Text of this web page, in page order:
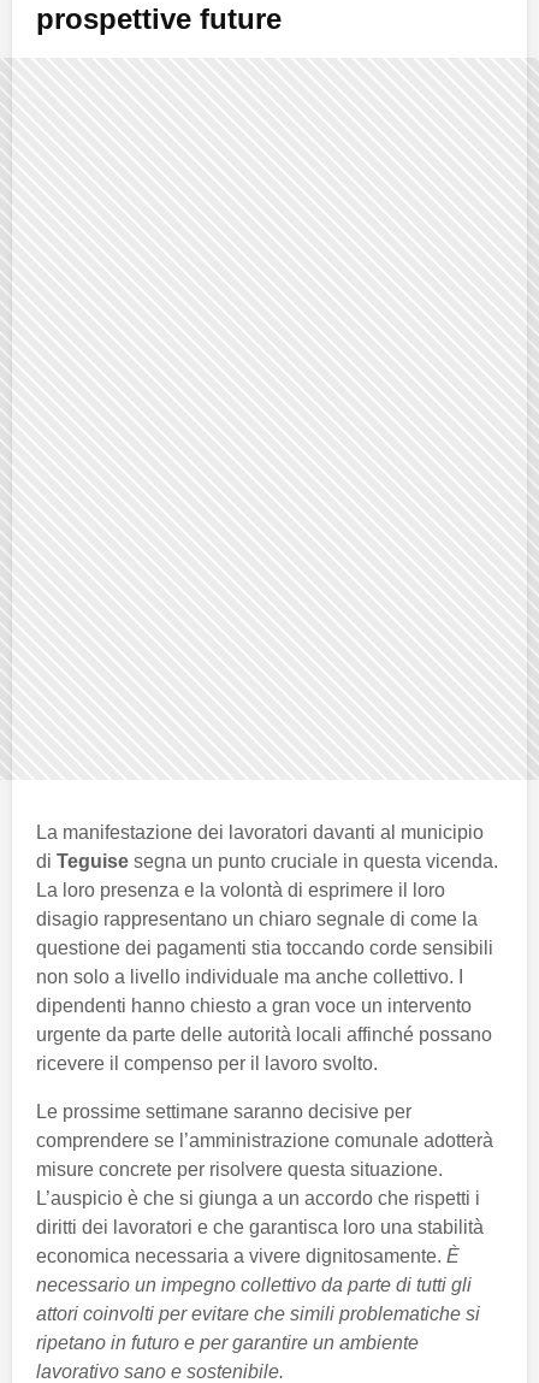
prospettive future
La manifestazione dei lavoratori davanti al municipio
di Teguise segna un punto cruciale in questa vicenda.
La loro presenza e la volontà di esprimere il loro
disagio rappresentano un chiaro segnale di come la
questione dei pagamenti stia toccando corde sensibili
non solo a livello individuale ma anche collettivo. I
dipendenti hanno chiesto a gran voce un intervento
urgente da parte delle autorità locali affinché possano
ricevere il compenso per il lavoro svolto.
Le prossime settimane saranno decisive per
comprendere se l’amministrazione comunale adotterà
misure concrete per risolvere questa situazione.
L’auspicio è che si giunga a un accordo che rispetti i
diritti dei lavoratori e che garantisca loro una stabilità
economica necessaria a vivere dignitosamente. È
necessario un impegno collettivo da parte di tutti gli
attori coinvolti per evitare che simili problematiche si
ripetano in futuro e per garantire un ambiente
lavorativo sano e sostenibile.